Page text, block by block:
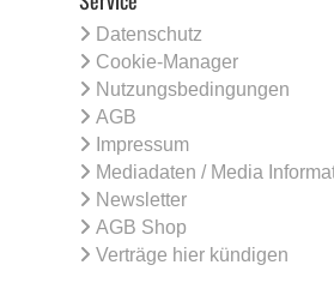
Datenschutz
Cookie-Manager
Nutzungsbedingungen
AGB
Impressum
Mediadaten / Media
Newsletter
AGB Shop
Verträge hier kündigen